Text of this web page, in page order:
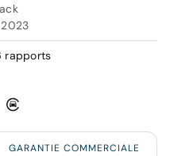
rapports
GARANTIE COMMERCIALE